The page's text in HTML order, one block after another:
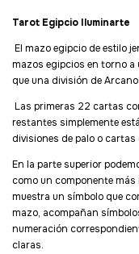
Tarot Egipcio Iluminarte
El mazo egipcio de estilo
mazos egipcios en torno a
que una división de
Las primeras 22 cartas
restantes simplemente
divisiones de palo o cartas
En la parte superior
como un componente
muestra un símbolo que
mazo, acompañan
numeración
claras.